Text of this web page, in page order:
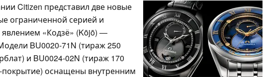
Citizen представил две новые
ограниченной серией и
«Кодзё» (Kōjō) —
BU0020-71N (тираж 250
и BU0024-02N (тираж 170
покрытие) оснащены внутренним